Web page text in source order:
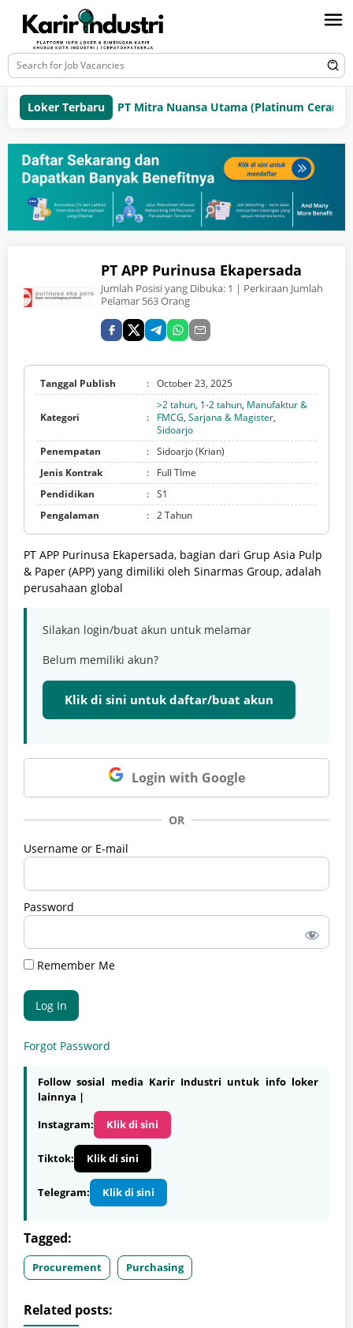
Loker TerbaruPT Mitra Nuansa Utama (Platinum Ceramics
PT APP Purinusa Ekapersada
Jumlah Posisi yang Dibuka: 1 | Perkiraan Jumlah
Pelamar 563 Orang
Tanggal Publish : October 23, 2025
Kategori :
>2 tahun, 1-2 tahun, Manufaktur &
FMCG, Sarjana & Magister,
Sidoarjo
Penempatan
: Sidoarjo (Krian)
Jenis Kontrak
:
Full TIme
Pendidikan
: S1
Pengalaman
: 2 Tahun
PT APP Purinusa Ekapersada, bagian dari Grup Asia Pulp
& Paper (APP) yang dimiliki oleh Sinarmas Group, adalah
perusahaan global
Silakan login/buat akun untuk melamar
Belum memiliki akun?
Klik di sini untuk daftar/buat akun
Login with Google
OR
Username or E-mail
Password
Remember Me
Forgot Password
Follow sosial media Karir Industri untuk info loker
lainnya |
Instagram:
Klik di sini
Tiktok: Klik di sini
Telegram: Klik di sini
Tagged:
Procurement Purchasing
Related posts: